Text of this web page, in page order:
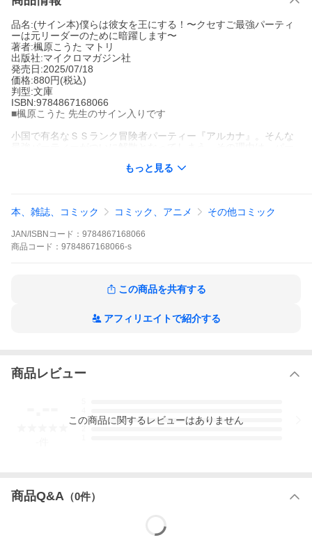
品名:(サイン本)僕らは彼女を王にする！〜クセすご最強パーティ
ーは元リーダーのために暗躍します〜
著者:楓原こうた マトリ
出版社:マイクロマガジン社
発売日:2025/07/18
価格:880円(税込)
判型:文庫
ISBN:9784867168066
■楓原こうた 先生のサイン入りです
小国で有名なＳＳランク冒険者パーティー『アルカナ』。そんな
彼女は、貴族社会に戻ってしまうことに。しかし、それぞれアイ
ウ パーティー ワ モトリーダー ノ タメニ アンヤクシマス/楓原こ
うた マトリ/ＧＣＮ文庫
もっと見る
本、雑誌、コミック コミック、アニメ その他コミック
JAN/ISBNコード： 9784867168066
商品 コード： 9784867168066-s
この商品を共有する
アフィリエイトで紹介する
商品レビュー
3
この商品に関するレビューはありません
商品Q&A （0件）